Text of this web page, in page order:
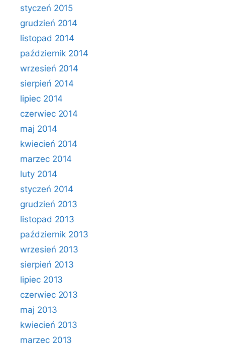
styczeń 2015
grudzień 2014
listopad 2014
październik 2014
wrzesień 2014
sierpień 2014
lipiec 2014
czerwiec 2014
maj 2014
kwiecień 2014
marzec 2014
luty 2014
styczeń 2014
grudzień 2013
listopad 2013
październik 2013
wrzesień 2013
sierpień 2013
lipiec 2013
czerwiec 2013
maj 2013
kwiecień 2013
marzec 2013